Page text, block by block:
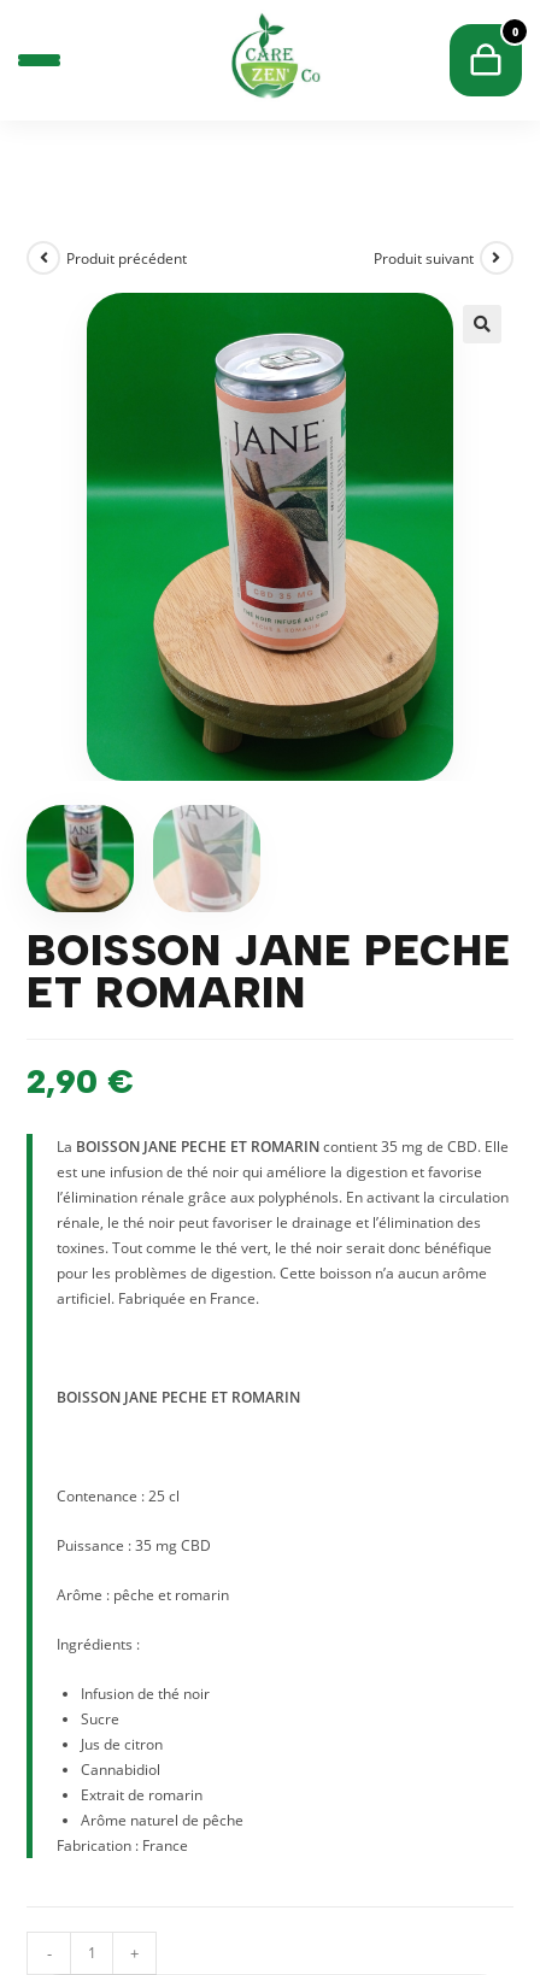
0
Produit précédent Produit suivant
BOISSON JANE PECHE
ET ROMARIN
2,90€
La BOISSON JANE PECHE ET ROMARINcontient 35 mg de CBD. Elle
est une infusion de thé noir qui améliore la digestion et favorise
l’élimination rénale grâce aux polyphénols. En activant la circulation
rénale, le thé noir peut favoriser le drainage et l’élimination des
toxines. Tout comme le thé vert, le thé noir serait donc bénéfique
pour les problèmes de digestion. Cette boisson n’a aucun arôme
artificiel. Fabriquée en France.
BOISSON JANE PECHE ET ROMARIN
Contenance : 25 cl
Puissance : 35 mg CBD
Arôme : pêche et romarin
Ingrédients :
Infusion de thé noir
Sucre
Jus de citron
Cannabidiol
Extrait de romarin
Arôme naturel de pêche
Fabrication : France
- +